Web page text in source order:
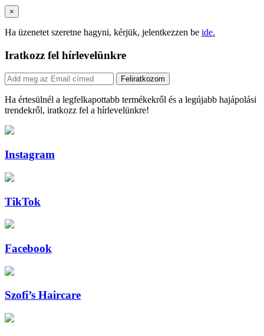
×
Ha üzenetet szeretne hagyni, kérjük, jelentkezzen be ide.
Iratkozz fel hírlevelünkre
Feliratkozom
Ha értesülnél a legfelkapottabb termékekről és a legújabb hajápolási
trendekről, iratkozz fel a hírlevelünkre!
Instagram
TikTok
Facebook
Szofi’s Haircare